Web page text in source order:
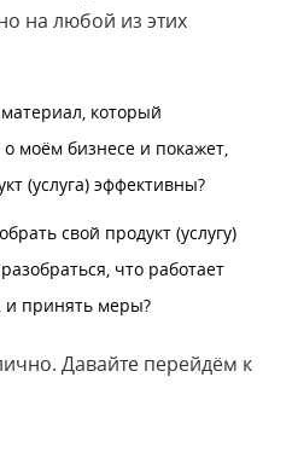
на любой из этих
который
моём бизнесе и покажет,
(услуга) эффективны?
свой продукт (услугу)
что работает
и принять меры?
Давайте перейдём к